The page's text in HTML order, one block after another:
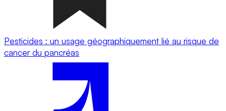
Pesticides : un usage géographiquement lié au risque de
cancer du pancréas